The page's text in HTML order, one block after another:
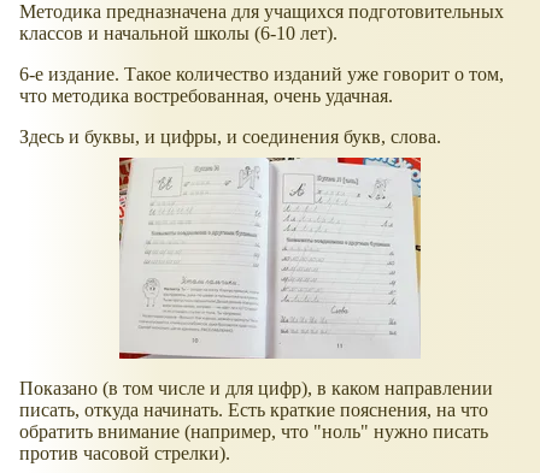
Методика предназначена для учащихся подготовительных
классов и начальной школы (6-10 лет).
6-е издание. Такое количество изданий уже говорит о том,
что методика востребованная, очень удачная.
Здесь и буквы, и цифры, и соединения букв, слова.
Показано (в том числе и для цифр), в каком направлении
писать, откуда начинать. Есть краткие пояснения, на что
обратить внимание (например, что "ноль" нужно писать
против часовой стрелки).